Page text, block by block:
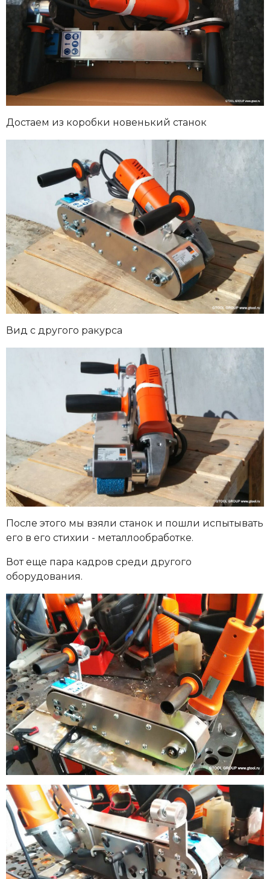
Достаем из коробки новенький станок
Вид с другого ракурса
После этого мы взяли станок и пошли испытывать
его в его стихии - металлообработке.
Вот еще пара кадров среди другого
оборудования.